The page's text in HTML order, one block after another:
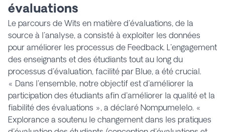
évaluations
Le parcours de Wits en matière d'évaluations, de la
source à l'analyse, a consisté à exploiter les données
pour améliorer les processus de Feedback. L'engagement
des enseignants et des étudiants tout au long du
processus d'évaluation, facilité par Blue, a été crucial.
« Dans l'ensemble, notre objectif est d'améliorer la
participation des étudiants afin d'améliorer la qualité et la
fiabilité des évaluations », a déclaré Nompumelelo. «
Explorance a soutenu le changement dans les pratiques